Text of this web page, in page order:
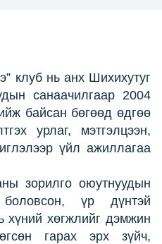
клуб нь анх Шихихутуг
санаачилгаар 2004
байсан бөгөөд өдгөө
урлаг, мэтгэлцээн,
үйл ажиллагаа
зорилго оюутнуудын
үр дүнтэй
хүний хөгжлийг дэмжин
гарах эрх зүйч,